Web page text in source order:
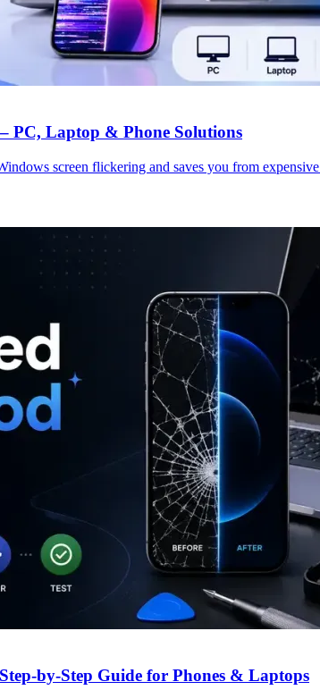
PC, Laptop & Phone Solutions
screen flickering and saves you from
by-Step Guide for Phones & Laptops